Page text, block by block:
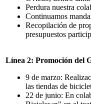
Perdura nuestra
Continuamos
Recopilación de
presupuestos
Línea 2: Promoción del
9 de marzo:
las tiendas de
22 de junio: En